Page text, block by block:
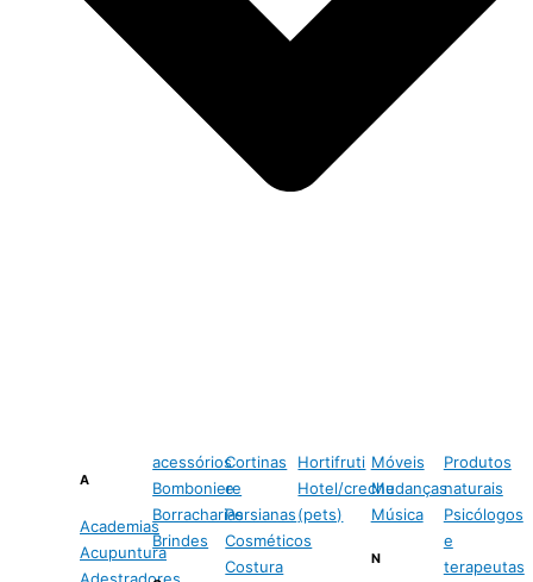
A
Academias
Acupuntura
acessórios
Bomboniere
Borracharias
Brindes
Cortinas
e
Persianas
Cosméticos
Costura
Hortifruti
Hotel/creche
(pets)
Móveis
Mudanças
Música
N
Produtos
naturais
Psicólogos
e
terapeutas